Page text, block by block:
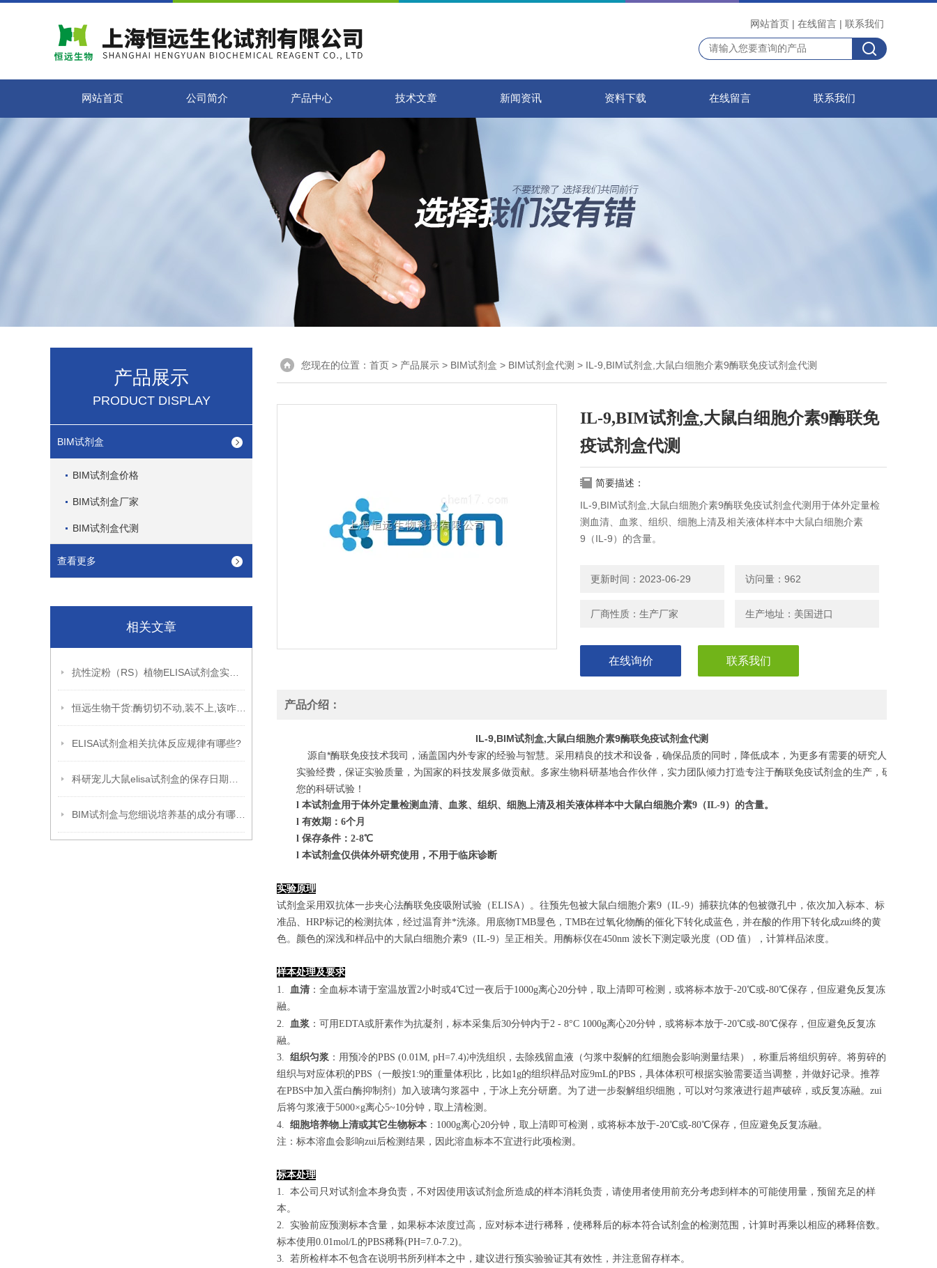
网站首页 | 在线留言 | 联系我们
网站首页 公司简介 产品中心 技术文章 新闻资讯 资料下载 在线留言 联系我们
产品展示
PRODUCT DISPLAY
BIM试剂盒
BIM试剂盒价格
BIM试剂盒厂家
BIM试剂盒代测
查看更多
相关文章
ELISA试剂盒相关抗体反应规律有哪些?
您现在的位置： 首页 > 产品展示 > BIM试剂盒 > BIM试剂盒代测 > IL-9,BIM试剂盒,大鼠白细胞介素9酶联免疫试剂盒代测
IL-9,BIM试剂盒,大鼠白细胞介素9酶联免
疫试剂盒代测
简要描述：
IL-9,BIM试剂盒,大鼠白细胞介素9酶联免疫试剂盒代测用于体外定量检
测血清、血浆、组织、细胞上清及相关液体样本中大鼠白细胞介素
9（IL-9）的含量。
更新时间：2023-06-29 访问量：962
厂商性质：生产厂家 生产地址：美国进口
在线询价 联系我们
产品介绍：
IL-9,BIM试剂盒,大鼠白细胞介素9酶联免疫试剂盒代测
源自*酶联免疫技术我司，涵盖国内外专家的经验与智慧。采用精良的技术和设备，确保品质的同时，降低成本，为更多有需要的研究人员，节省
实验经费，保证实验质量，为国家的科技发展多做贡献。多家生物科研基地合作伙伴，实力团队倾力打造专注于酶联免疫试剂盒的生产，研发，助力
您的科研试验！
l 本试剂盒用于体外定量检测血清、血浆、组织、细胞上清及相关液体样本中大鼠白细胞介素9 （IL-9）的含量。
l 有效期：6个月
l 保存条件： 2-8℃
l 本试剂盒仅供体外研究使用，不用于临床诊断
实验原理
试剂盒采用双抗体一步夹心法酶联免疫吸附试验（ELISA）。往预先包被大鼠白细胞介素9（IL-9）捕获抗体的包被微孔中，依次加入标本、标
准品、HRP标记的检测抗体，经过温育并*洗涤。用底物TMB显色，TMB在过氧化物酶的催化下转化成蓝色，并在酸的作用下转化成zui终的黄
色。颜色的深浅和样品中的大鼠白细胞介素9（IL-9）呈正相关。用酶标仪在450nm 波长下测定吸光度（OD 值），计算样品浓度。
样本处理及要求
1. 血清 ：全血标本请于室温放置2小时或4℃过一夜后于1000g离心20分钟，取上清即可检测，或将标本放于-20℃或-80℃保存，但应避免反复冻
融。
2. 血浆 ：可用EDTA或肝素作为抗凝剂，标本采集后30分钟内于2 - 8°C 1000g离心20分钟，或将标本放于-20℃或-80℃保存，但应避免反复冻
融。
3. 组织匀浆 ：用预冷的PBS (0.01M, pH=7.4)冲洗组织，去除残留血液（匀浆中裂解的红细胞会影响测量结果），称重后将组织剪碎。将剪碎的
组织与对应体积的PBS（一般按1:9的重量体积比，比如1g的组织样品对应9mL的PBS，具体体积可根据实验需要适当调整，并做好记录。推荐
在PBS中加入蛋白酶抑制剂）加入玻璃匀浆器中，于冰上充分研磨。为了进一步裂解组织细胞，可以对匀浆液进行超声破碎，或反复冻融。zui
后将匀浆液于5000×g离心5~10分钟，取上清检测。
4. 细胞培养物上清或其它生物标本 ：1000g离心20分钟，取上清即可检测，或将标本放于-20℃或-80℃保存，但应避免反复冻融。
注：标本溶血会影响zui后检测结果，因此溶血标本不宜进行此项检测。
标本处理
1. 本公司只对试剂盒本身负责，不对因使用该试剂盒所造成的样本消耗负责，请使用者使用前充分考虑到样本的可能使用量，预留充足的样
本。
2. 实验前应预测标本含量，如果标本浓度过高，应对标本进行稀释，使稀释后的标本符合试剂盒的检测范围，计算时再乘以相应的稀释倍数。
标本使用0.01mol/L的PBS稀释(PH=7.0-7.2)。
3. 若所检样本不包含在说明书所列样本之中，建议进行预实验验证其有效性，并注意留存样本。